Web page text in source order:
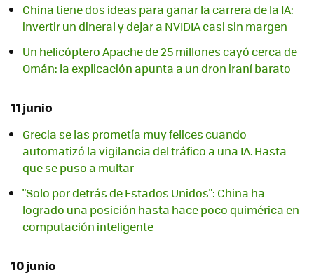
China tiene dos ideas para ganar la carrera de la IA:
invertir un dineral y dejar a NVIDIA casi sin margen
Un helicóptero Apache de 25 millones cayó cerca de
Omán: la explicación apunta a un dron iraní barato
11 junio
Grecia se las prometía muy felices cuando
automatizó la vigilancia del tráfico a una IA. Hasta
que se puso a multar
"Solo por detrás de Estados Unidos": China ha
logrado una posición hasta hace poco quimérica en
computación inteligente
10 junio